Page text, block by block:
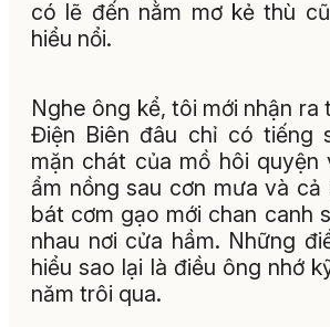
có lẽ đến nằm mơ kẻ thù
hiểu nổi.
Nghe ông kể, tôi mới nhận
Điện Biên đâu chỉ có tiếng
mặn chát của mồ hôi
ẩm nồng sau cơn mưa và
bát cơm gạo mới chan canh
nhau nơi cửa hầm. Những
hiểu sao lại là điều ông nhớ
năm trôi qua.